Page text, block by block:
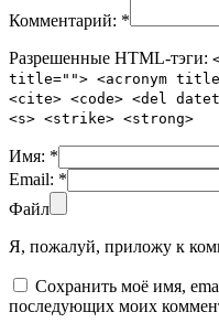
Комментарий: *
Разрешенные HTML-тэги:
title=""> <acronym
<cite> <code> <del
<s> <strike> <strong>
Имя: *
Email: *
Файл
Я, пожалуй, приложу к
Сохранить моё имя,
последующих моих